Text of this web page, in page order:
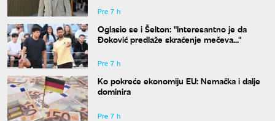
Pre 7 h
Oglasio se i Šelton: "Interesantno je da
Đoković predlaže skraćenje mečeva..."
Pre 7 h
Ko pokreće ekonomiju EU: Nemačka i dalje
dominira
Pre 7 h